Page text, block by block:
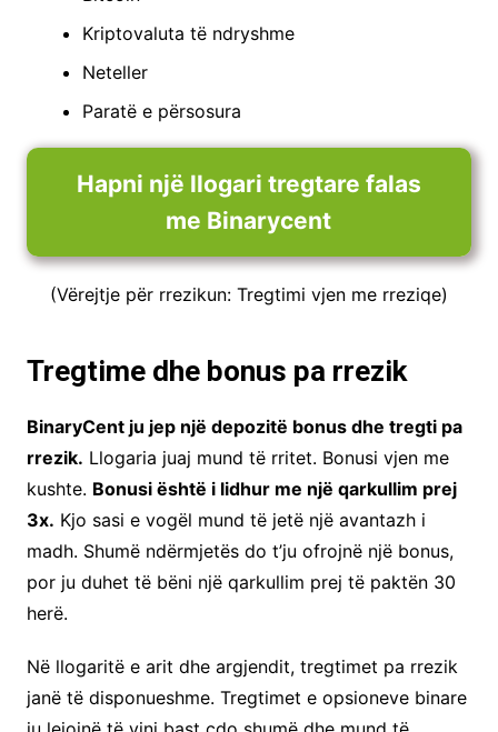
Kriptovaluta të ndryshme
Neteller
Paratë e përsosura
Hapni një llogari tregtare falas
me Binarycent
(Vërejtje për rrezikun: Tregtimi vjen me rreziqe)
Tregtime dhe bonus pa rrezik
BinaryCent ju jep një depozitë bonus dhe tregti pa
rrezik. Llogaria juaj mund të rritet. Bonusi vjen me
kushte. Bonusi është i lidhur me një qarkullim prej
3x. Kjo sasi e vogël mund të jetë një avantazh i
madh. Shumë ndërmjetës do t’ju ofrojnë një bonus,
por ju duhet të bëni një qarkullim prej të paktën 30
herë.
Në llogaritë e arit dhe argjendit, tregtimet pa rrezik
janë të disponueshme. Tregtimet e opsioneve binare